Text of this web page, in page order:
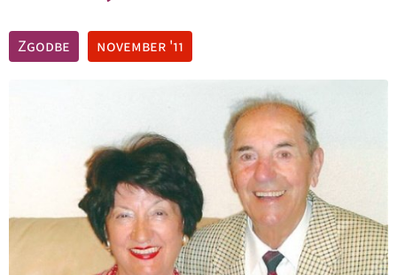
Zgodbe november '11